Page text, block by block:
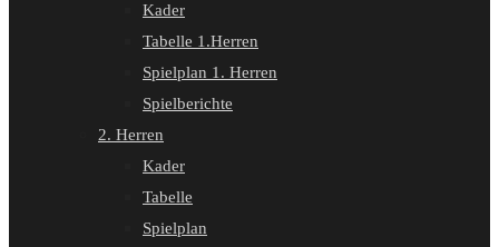
Kader
Tabelle 1.Herren
Spielplan 1. Herren
Spielberichte
2. Herren
Kader
Tabelle
Spielplan